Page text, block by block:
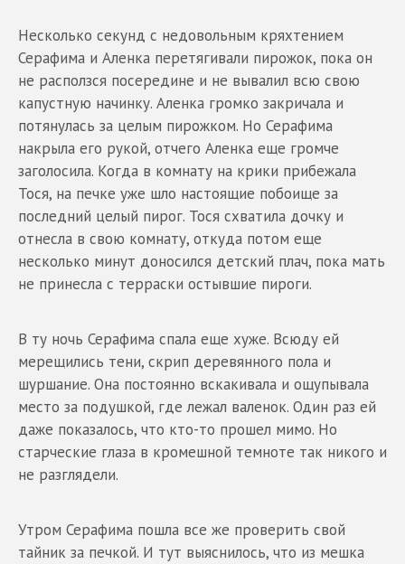
Несколько секунд с недовольным кряхтением
Серафима и Аленка перетягивали пирожок, пока он
не расползся посередине и не вывалил всю свою
капустную начинку. Аленка громко закричала и
потянулась за целым пирожком. Но Серафима
накрыла его рукой, отчего Аленка еще громче
заголосила. Когда в комнату на крики прибежала
Тося, на печке уже шло настоящие побоище за
последний целый пирог. Тося схватила дочку и
отнесла в свою комнату, откуда потом еще
несколько минут доносился детский плач, пока мать
не принесла с терраски остывшие пироги.
В ту ночь Серафима спала еще хуже. Всюду ей
мерещились тени, скрип деревянного пола и
шуршание. Она постоянно вскакивала и ощупывала
место за подушкой, где лежал валенок. Один раз ей
даже показалось, что кто-то прошел мимо. Но
старческие глаза в кромешной темноте так никого и
не разглядели.
Утром Серафима пошла все же проверить свой
тайник за печкой. И тут выяснилось, что из мешка